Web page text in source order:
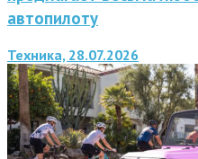
автопилоту
Техника, 28.07.2026